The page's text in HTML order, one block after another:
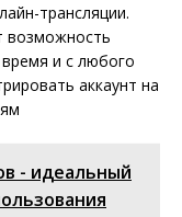
трансляции.
возможность
и с любого
аккаунт на
- идеальный